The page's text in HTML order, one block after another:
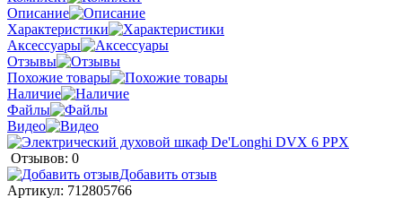
Описание
Характеристики
Аксессуары
Отзывы
Похожие товары
Наличие
Файлы
Видео
Отзывов: 0
Добавить отзыв
Артикул: 712805766